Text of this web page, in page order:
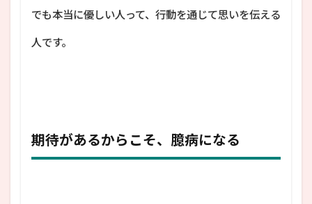
でも本当に優しい人って、行動を通じて思いを伝える
人です。
期待があるからこそ、臆病になる